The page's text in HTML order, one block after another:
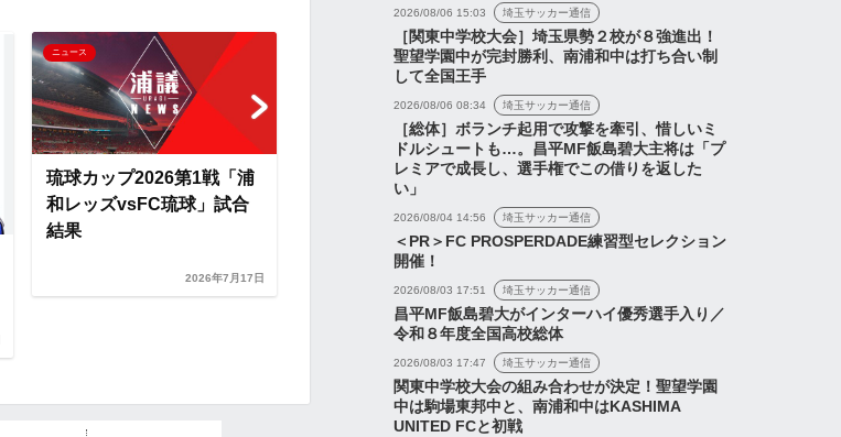
ニュース
琉球カップ2026第1戦「浦
和レッズvsFC琉球」試合
結果
2026年7月17日
『夏キャンプ3日目の様
子』『夏キャンプの詳細20
分動画』など【浦和レッズ
ネタまとめ(...
2026年7月11日
ニュース
浦和レッズが正式オファー
【プレー集動画あり】
2026/08/06 15:03 埼玉サッカー通信
［関東中学校大会］埼玉県勢２校が８強進出！
聖望学園中が完封勝利、南浦和中は打ち合い制
して全国王手
2026/08/06 08:34 埼玉サッカー通信
［総体］ボランチ起用で攻撃を牽引、惜しいミ
ドルシュートも…。昌平MF飯島碧大主将は「プ
レミアで成長し、選手権でこの借りを返した
い」
2026/08/04 14:56 埼玉サッカー通信
＜PR＞FC PROSPERDADE練習型セレクション
開催！
2026/08/03 17:51 埼玉サッカー通信
昌平MF飯島碧大がインターハイ優秀選手入り／
令和８年度全国高校総体
2026/08/03 17:47 埼玉サッカー通信
関東中学校大会の組み合わせが決定！聖望学園
中は駒場東邦中と、南浦和中はKASHIMA
UNITED FCと初戦